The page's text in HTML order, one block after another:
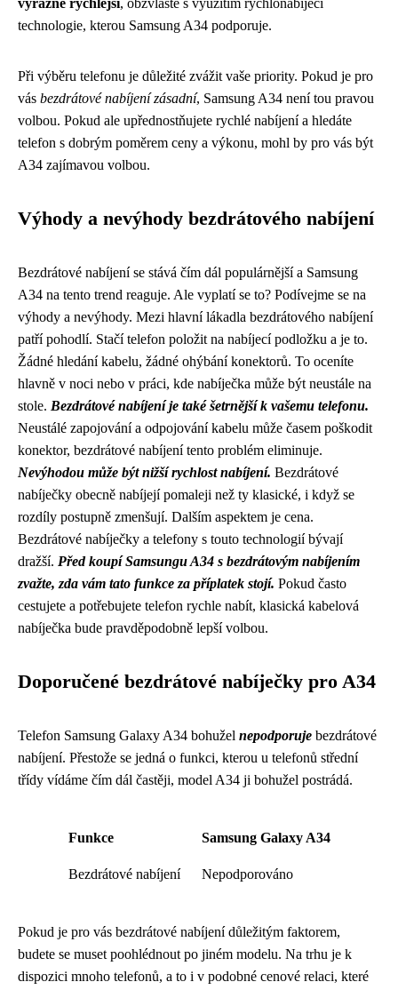
výrazně rychlejší, obzvláště s využitím rychlonabíjecí
technologie, kterou Samsung A34 podporuje.
Při výběru telefonu je důležité zvážit vaše priority. Pokud je pro
vás bezdrátové nabíjení zásadní, Samsung A34 není tou pravou
volbou. Pokud ale upřednostňujete rychlé nabíjení a hledáte
telefon s dobrým poměrem ceny a výkonu, mohl by pro vás být
A34 zajímavou volbou.
Výhody a nevýhody bezdrátového nabíjení
Bezdrátové nabíjení se stává čím dál populárnější a Samsung
A34 na tento trend reaguje. Ale vyplatí se to? Podívejme se na
výhody a nevýhody. Mezi hlavní lákadla bezdrátového nabíjení
patří pohodlí. Stačí telefon položit na nabíjecí podložku a je to.
Žádné hledání kabelu, žádné ohýbání konektorů. To oceníte
hlavně v noci nebo v práci, kde nabíječka může být neustále na
stole. Bezdrátové nabíjení je také šetrnější k vašemu telefonu.
Neustálé zapojování a odpojování kabelu může časem poškodit
konektor, bezdrátové nabíjení tento problém eliminuje.
Nevýhodou může být nižší rychlost nabíjení. Bezdrátové
nabíječky obecně nabíjejí pomaleji než ty klasické, i když se
rozdíly postupně zmenšují. Dalším aspektem je cena.
Bezdrátové nabíječky a telefony s touto technologií bývají
dražší. Před koupí Samsungu A34 s bezdrátovým nabíjením
zvažte, zda vám tato funkce za příplatek stojí. Pokud často
cestujete a potřebujete telefon rychle nabít, klasická kabelová
nabíječka bude pravděpodobně lepší volbou.
Doporučené bezdrátové nabíječky pro A34
Telefon Samsung Galaxy A34 bohužel nepodporuje bezdrátové
nabíjení. Přestože se jedná o funkci, kterou u telefonů střední
třídy vídáme čím dál častěji, model A34 ji bohužel postrádá.
Funkce Samsung Galaxy A34
Bezdrátové nabíjení Nepodporováno
Pokud je pro vás bezdrátové nabíjení důležitým faktorem,
budete se muset poohlédnout po jiném modelu. Na trhu je k
dispozici mnoho telefonů, a to i v podobné cenové relaci, které